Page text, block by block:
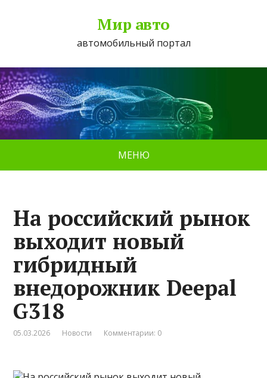
Мир авто
автомобильный портал
МЕНЮ
На российский рынок
выходит новый
гибридный
внедорожник Deepal
G318
05.03.2026 Новости Комментарии: 0